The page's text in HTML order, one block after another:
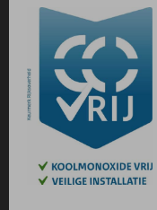
naar links, dan
tunnelhaard naar
automatisch in
voor de haard
of driezijdige
In beide gevallen
gemakkelijk